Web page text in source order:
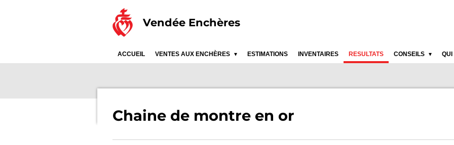
Vendée Enchères
ACCUEIL VENTES AUX ENCHÈRES ESTIMATIONS INVENTAIRES RESULTATS CONSEILS QUI
Chaine de montre en or